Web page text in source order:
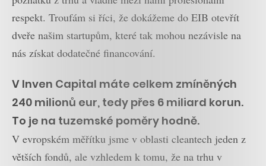
respekt. Troufám si říci, že dokážeme do EIB otevřít
dveře našim startupům, které tak mohou nezávisle na
nás získat dodatečné financování.
V Inven Capital máte celkem zmíněných
240 milionů eur, tedy přes 6 miliard korun.
To je na tuzemské poměry hodně.
V evropském měřítku jsme v oblasti cleantech jeden z
větších fondů, ale vzhledem k tomu, že na trhu v